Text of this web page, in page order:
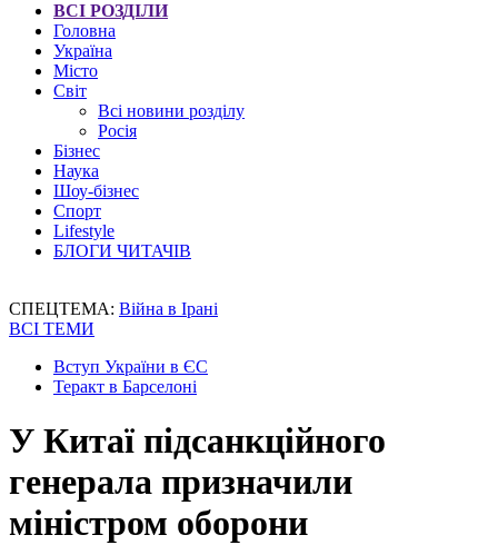
ВСІ РОЗДІЛИ
Головна
Україна
Місто
Світ
Всі новини розділу
Росія
Бізнес
Наука
Шоу-бізнес
Спорт
Lifestyle
БЛОГИ ЧИТАЧІВ
СПЕЦТЕМА: Війна в Ірані
ВСІ ТЕМИ
Вступ України в ЄС
Теракт в Барселоні
У Китаї підсанкційного
генерала призначили
міністром оборони